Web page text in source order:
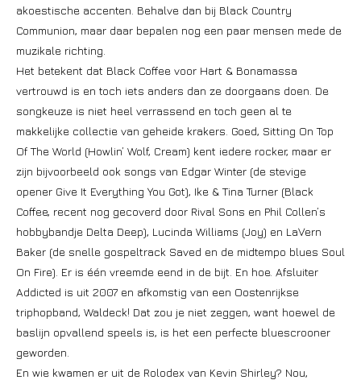
akoestische accenten. Behalve dan bij Black Country
Communion, maar daar bepalen nog een paar mensen mede de
muzikale richting.
Het betekent dat Black Coffee voor Hart & Bonamassa
vertrouwd is en toch iets anders dan ze doorgaans doen. De
songkeuze is niet heel verrassend en toch geen al te
makkelijke collectie van geheide krakers. Goed, Sitting On Top
Of The World (Howlin’ Wolf, Cream) kent iedere rocker, maar er
zijn bijvoorbeeld ook songs van Edgar Winter (de stevige
opener Give It Everything You Got), Ike & Tina Turner (Black
Coffee, recent nog gecoverd door Rival Sons en Phil Collen’s
hobbybandje Delta Deep), Lucinda Williams (Joy) en LaVern
Baker (de snelle gospeltrack Saved en de midtempo blues Soul
On Fire). Er is één vreemde eend in de bijt. En hoe. Afsluiter
Addicted is uit 2007 en afkomstig van een Oostenrijkse
triphopband, Waldeck! Dat zou je niet zeggen, want hoewel de
baslijn opvallend speels is, is het een perfecte bluescrooner
geworden.
En wie kwamen er uit de Rolodex van Kevin Shirley? Nou,